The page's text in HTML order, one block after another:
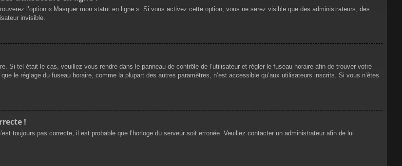
l’option « Masquer mon statut en ligne ». Si vous activez cette option, vous ne serez visible que des administrateurs, des
invisible.
Si tel était le cas, veuillez vous rendre dans le panneau de contrôle de l’utilisateur et régler le fuseau horaire afin de trouver votre
le réglage du fuseau horaire, comme la plupart des autres paramètres, n’est accessible qu’aux utilisateurs inscrits. Si vous n’êtes
!
toujours pas correcte, il est probable que l’horloge du serveur soit erronée. Veuillez contacter un administrateur afin de lui